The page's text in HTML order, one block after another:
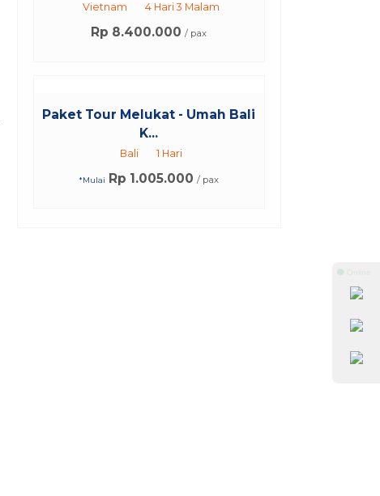
Vietnam 4 Hari 3 Malam
Rp 8.400.000 / pax
Paket Tour Melukat - Umah Bali
K...
Bali 1 Hari
*Mulai Rp 1.005.000 / pax
⚫ Online